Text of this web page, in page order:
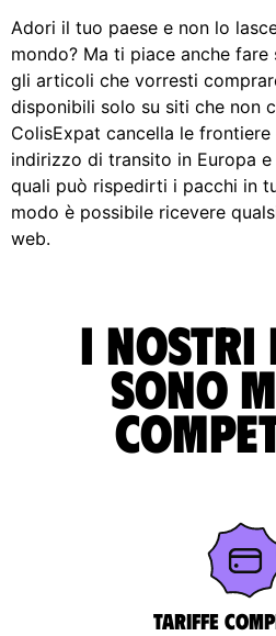
Adori il tuo paese e non lo
mondo? Ma ti piace anche
gli articoli che vorresti
disponibili solo su siti che non
ColisExpat cancella le
indirizzo di transito in Europa
quali può rispedirti i pacchi in
modo è possibile ricevere
web.
I nostri
sono
Tariffe